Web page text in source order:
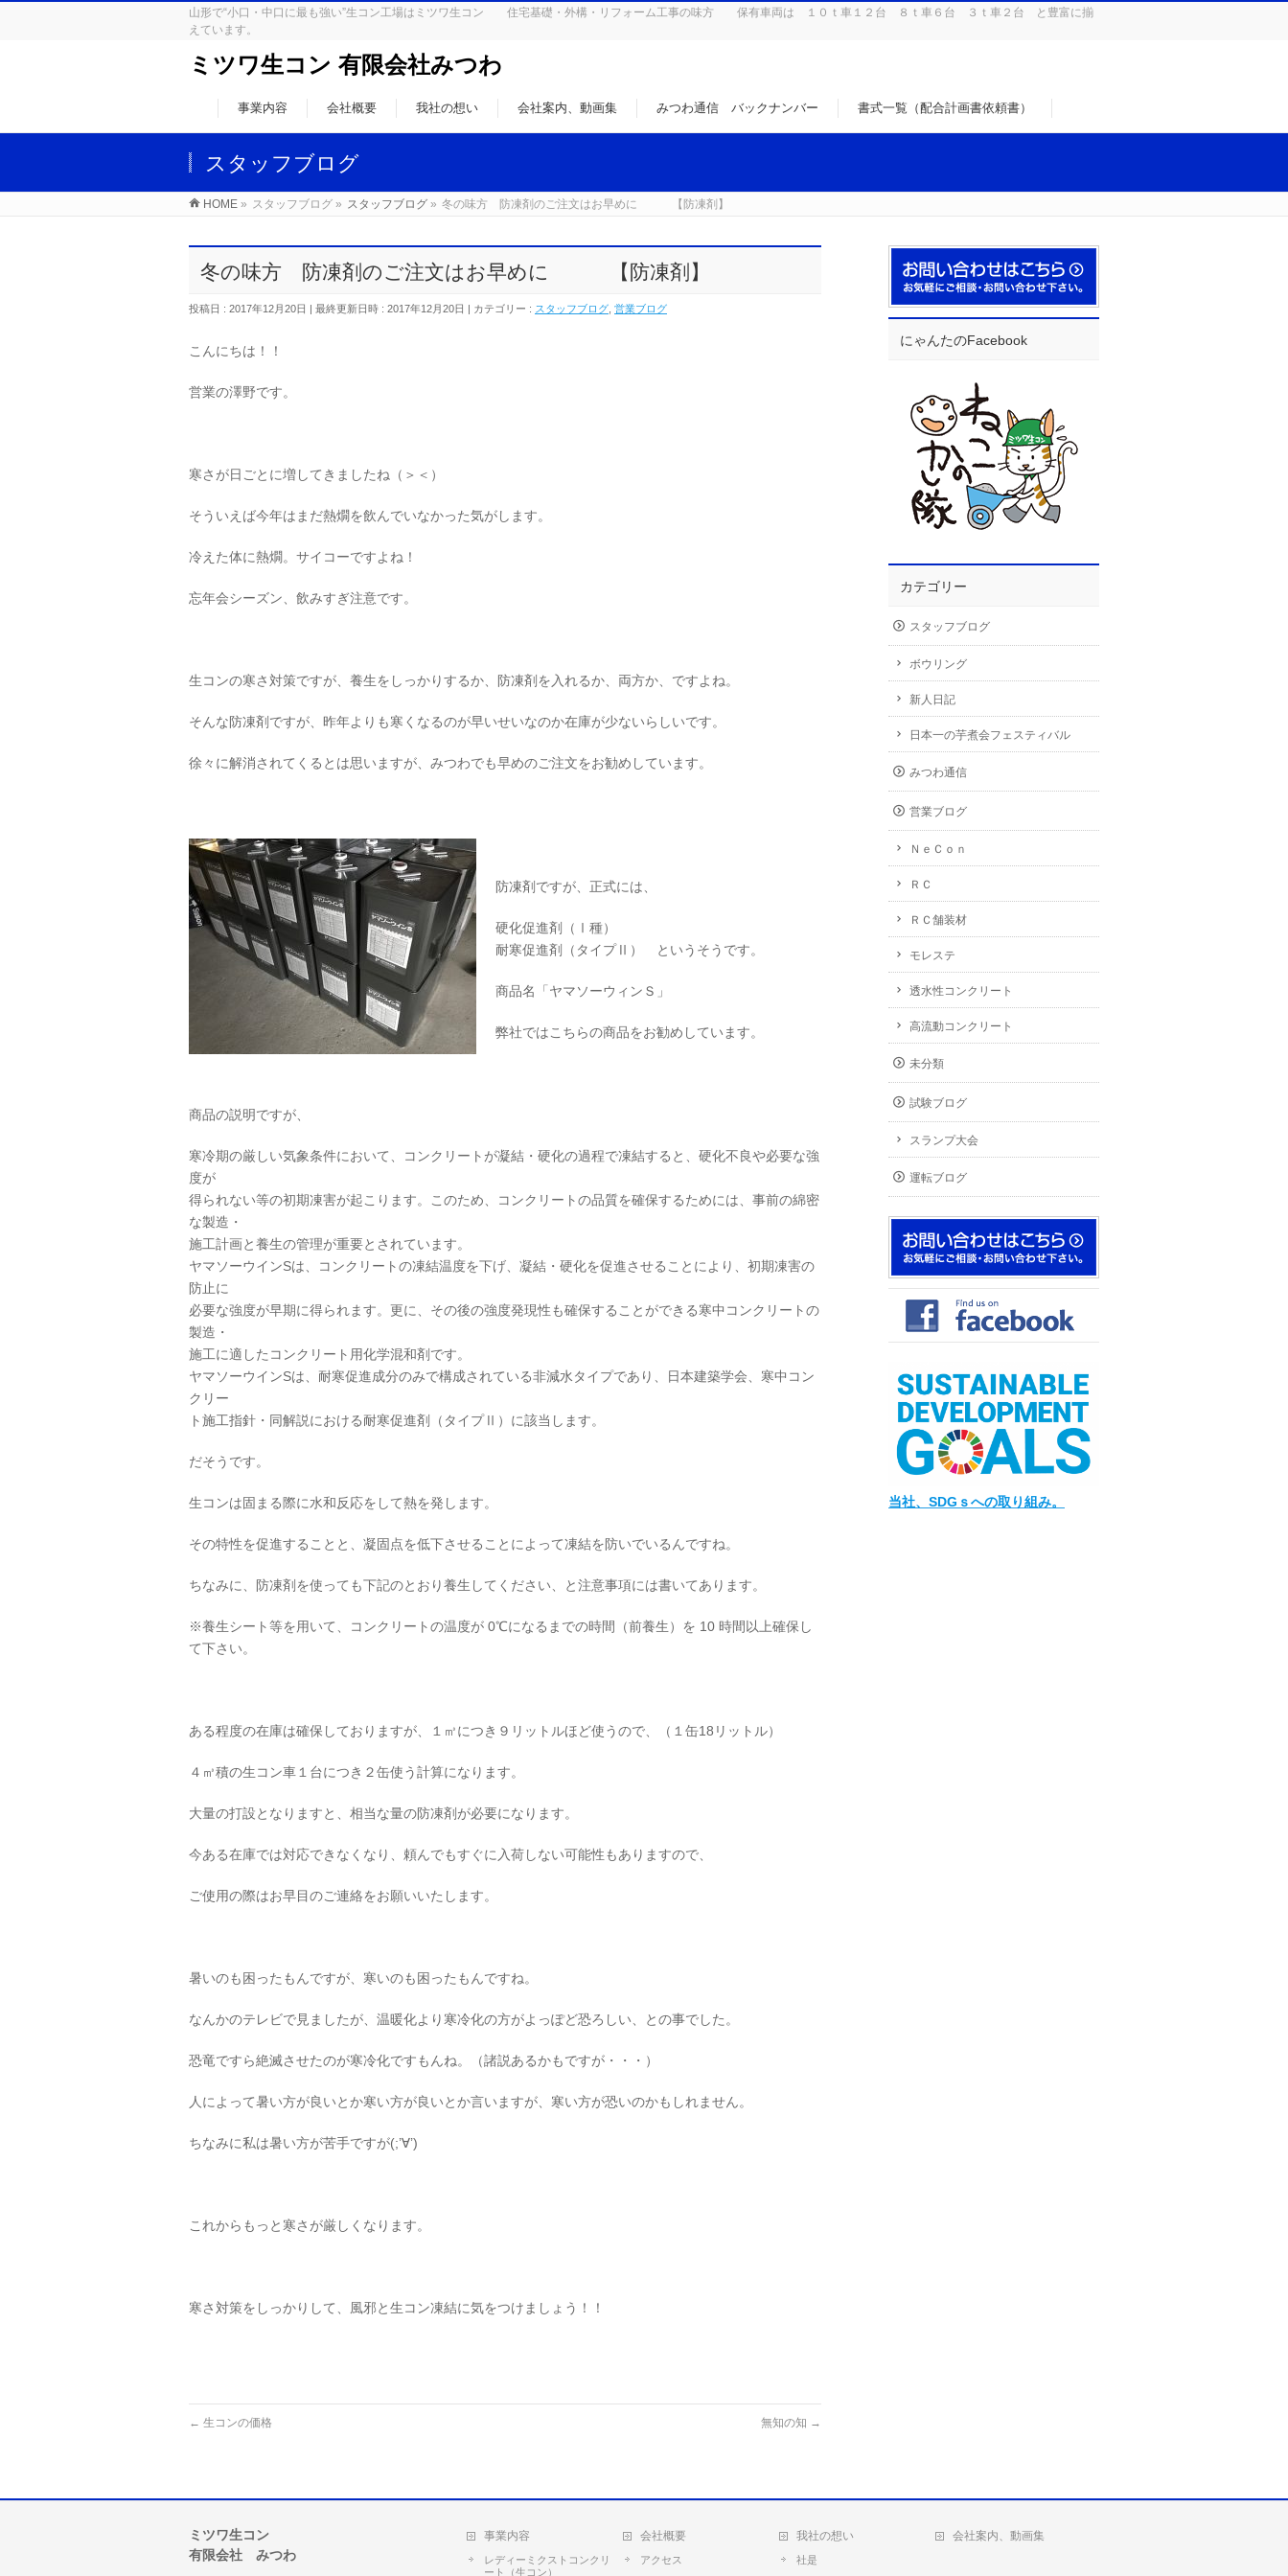
山形で“小口・中口に最も強い”生コン工場はミツワ生コン 住宅基礎・外構・リフォーム工事の味方 保有車両は １０ｔ車１２台 ８ｔ車６台 ３ｔ車２台 と豊富に揃
えています。
ミツワ生コン 有限会社みつわ
事業内容 会社概要 我社の想い 会社案内、動画集 みつわ通信 バックナンバー 書式一覧（配合計画書依頼書）
スタッフブログ
HOME » スタッフブログ » スタッフブログ » 冬の味方 防凍剤のご注文はお早めに 【防凍剤】
冬の味方 防凍剤のご注文はお早めに 【防凍剤】
投稿日 : 2017年12月20日 最終更新日時 : 2017年12月20日 カテゴリー : スタッフブログ 営業ブログ
こんにちは！！
営業の澤野です。
寒さが日ごとに増してきましたね（＞＜）
そういえば今年はまだ熱燗を飲んでいなかった気がします。
冷えた体に熱燗。サイコーですよね！
忘年会シーズン、飲みすぎ注意です。
生コンの寒さ対策ですが、養生をしっかりするか、防凍剤を入れるか、両方か、ですよね。
そんな防凍剤ですが、昨年よりも寒くなるのが早いせいなのか在庫が少ないらしいです。
徐々に解消されてくるとは思いますが、みつわでも早めのご注文をお勧めしています。
防凍剤ですが、正式には、
硬化促進剤（Ⅰ種）
耐寒促進剤（タイプⅡ） というそうです。
商品名「ヤマソーウィンＳ」
弊社ではこちらの商品をお勧めしています。
商品の説明ですが、
寒冷期の厳しい気象条件において、コンクリートが凝結・硬化の過程で凍結すると、硬化不良や必要な強
度が
得られない等の初期凍害が起こります。このため、コンクリートの品質を確保するためには、事前の綿密
な製造・
施工計画と養生の管理が重要とされています。
ヤマソーウインSは、コンクリートの凍結温度を下げ、凝結・硬化を促進させることにより、初期凍害の
防止に
必要な強度が早期に得られます。更に、その後の強度発現性も確保することができる寒中コンクリートの
製造・
施工に適したコンクリート用化学混和剤です。
ヤマソーウインSは、耐寒促進成分のみで構成されている非減水タイプであり、日本建築学会、寒中コン
クリー
ト施工指針・同解説における耐寒促進剤（タイプⅡ）に該当します。
だそうです。
生コンは固まる際に水和反応をして熱を発します。
その特性を促進することと、凝固点を低下させることによって凍結を防いでいるんですね。
ちなみに、防凍剤を使っても下記のとおり養生してください、と注意事項には書いてあります。
※養生シート等を用いて、コンクリートの温度が 0℃になるまでの時間（前養生）を 10 時間以上確保し
て下さい。
ある程度の在庫は確保しておりますが、１㎥につき９リットルほど使うので、（１缶18リットル）
４㎥積の生コン車１台につき２缶使う計算になります。
大量の打設となりますと、相当な量の防凍剤が必要になります。
今ある在庫では対応できなくなり、頼んでもすぐに入荷しない可能性もありますので、
ご使用の際はお早目のご連絡をお願いいたします。
暑いのも困ったもんですが、寒いのも困ったもんですね。
なんかのテレビで見ましたが、温暖化より寒冷化の方がよっぽど恐ろしい、との事でした。
恐竜ですら絶滅させたのが寒冷化ですもんね。（諸説あるかもですが・・・）
人によって暑い方が良いとか寒い方が良いとか言いますが、寒い方が恐いのかもしれません。
ちなみに私は暑い方が苦手ですが(;’∀’)
これからもっと寒さが厳しくなります。
寒さ対策をしっかりして、風邪と生コン凍結に気をつけましょう！！
← 生コンの価格 無知の知 →
にゃんたのFacebook
カテゴリー
スタッフブログ
ボウリング
新人日記
日本一の芋煮会フェスティバル
みつわ通信
営業ブログ
ＮｅＣｏｎ
ＲＣ
ＲＣ舗装材
モレステ
透水性コンクリート
高流動コンクリート
未分類
試験ブログ
スランプ大会
運転ブログ
当社、SDGｓへの取り組み。
ミツワ生コン
有限会社 みつわ
事業内容
レディーミクストコンクリ
ート（生コン）
会社概要
アクセス
我社の想い
社是
会社案内、動画集